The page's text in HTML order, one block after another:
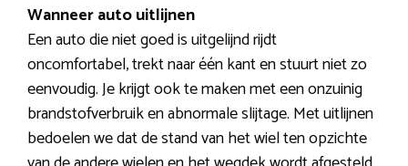
Wanneer auto uitlijnen
Een auto die niet goed is uitgelijnd rijdt
oncomfortabel, trekt naar één kant en stuurt niet zo
eenvoudig. Je krijgt ook te maken met een onzuinig
brandstofverbruik en abnormale slijtage. Met uitlijnen
bedoelen we dat de stand van het wiel ten opzichte